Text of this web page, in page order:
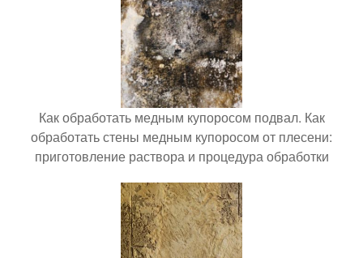
Как обработать медным купоросом подвал. Как
обработать стены медным купоросом от плесени:
приготовление раствора и процедура обработки